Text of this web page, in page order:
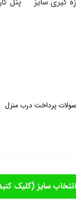
پرداخت درب منزل
سایز (کلیک